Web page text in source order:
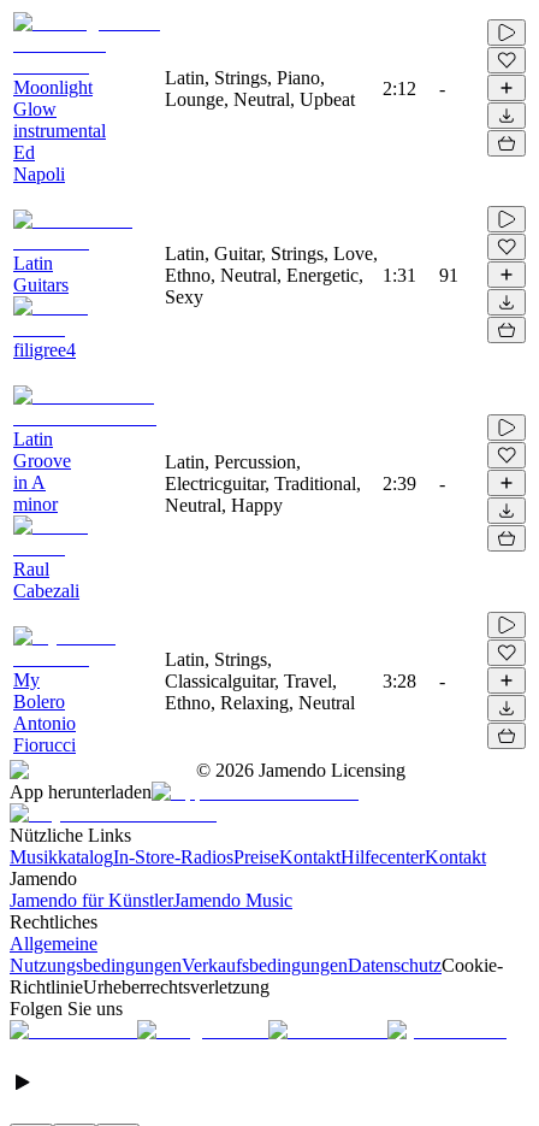
Moonlight
Glow
instrumental
Ed
Napoli
Latin, Strings, Piano,
Lounge, Neutral, Upbeat
2:12 -
Latin
Guitars
filigree4
Latin, Guitar, Strings, Love,
Ethno, Neutral, Energetic,
Sexy
1:31 91
Latin
Groove
in A
minor
Raul
Cabezali
Latin, Percussion,
Electricguitar, Traditional,
Neutral, Happy
2:39 -
My
Bolero
Antonio
Fiorucci
Latin, Strings,
Classicalguitar, Travel,
Ethno, Relaxing, Neutral
3:28 -
© 2026 Jamendo Licensing
App herunterladen
Nützliche Links
MusikkatalogIn-Store-RadiosPreiseKontaktHilfecenterKontakt
Jamendo
Jamendo für KünstlerJamendo Music
Rechtliches
Allgemeine
NutzungsbedingungenVerkaufsbedingungenDatenschutzCookie-
RichtlinieUrheberrechtsverletzung
Folgen Sie uns